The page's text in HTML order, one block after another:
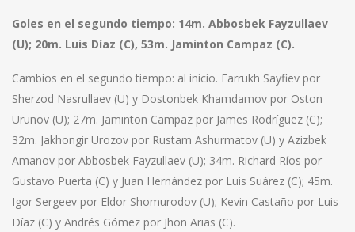
Goles en el segundo tiempo: 14m. Abbosbek Fayzullaev
(U); 20m. Luis Díaz (C), 53m. Jaminton Campaz (C).
Cambios en el segundo tiempo: al inicio. Farrukh Sayfiev por
Sherzod Nasrullaev (U) y Dostonbek Khamdamov por Oston
Urunov (U); 27m. Jaminton Campaz por James Rodríguez (C);
32m. Jakhongir Urozov por Rustam Ashurmatov (U) y Azizbek
Amanov por Abbosbek Fayzullaev (U); 34m. Richard Ríos por
Gustavo Puerta (C) y Juan Hernández por Luis Suárez (C); 45m.
Igor Sergeev por Eldor Shomurodov (U); Kevin Castaño por Luis
Díaz (C) y Andrés Gómez por Jhon Arias (C).